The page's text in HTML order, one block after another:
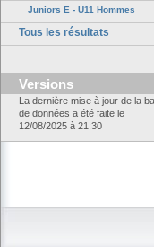
Juniors E - U11 Hommes
Tous les résultats
Versions
La dernière mise à jour de la
de données a été faite le
12/08/2025 à 21:30